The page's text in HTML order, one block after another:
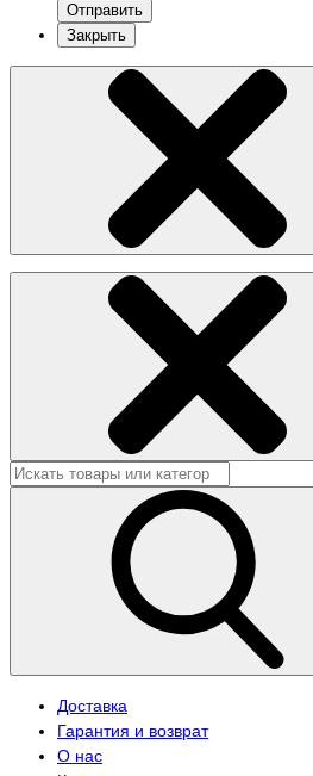
Отправить
Закрыть
Доставка
Гарантия и возврат
О нас